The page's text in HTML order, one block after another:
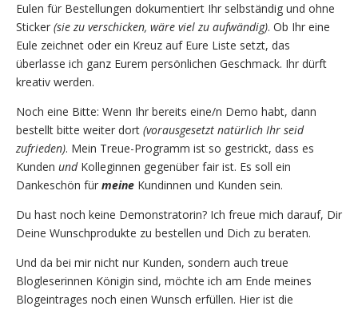
Eulen für Bestellungen dokumentiert Ihr selbständig und ohne
Sticker (sie zu verschicken, wäre viel zu aufwändig). Ob Ihr eine
Eule zeichnet oder ein Kreuz auf Eure Liste setzt, das
überlasse ich ganz Eurem persönlichen Geschmack. Ihr dürft
kreativ werden.
Noch eine Bitte: Wenn Ihr bereits eine/n Demo habt, dann
bestellt bitte weiter dort (vorausgesetzt natürlich Ihr seid
zufrieden). Mein Treue-Programm ist so gestrickt, dass es
Kunden undKolleginnen gegenüber fair ist. Es soll ein
Dankeschön für meine Kundinnen und Kunden sein.
Du hast noch keine Demonstratorin? Ich freue mich darauf, Dir
Deine Wunschprodukte zu bestellen und Dich zu beraten.
Und da bei mir nicht nur Kunden, sondern auch treue
Blogleserinnen Königin sind, möchte ich am Ende meines
Blogeintrages noch einen Wunsch erfüllen. Hier ist die